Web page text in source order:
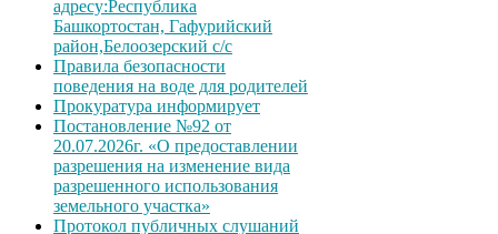
адресу:Республика
Башкортостан, Гафурийский
район,Белоозерский с/с
Правила безопасности
поведения на воде для родителей
Прокуратура информирует
Постановление №92 от
20.07.2026г. «О предоставлении
разрешения на изменение вида
разрешенного использования
земельного участка»
Протокол публичных слушаний